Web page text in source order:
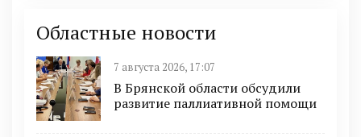
Областные новости
7 августа 2026, 17:07
В Брянской области обсудили
развитие паллиативной помощи